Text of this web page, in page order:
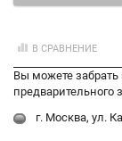
В СРАВНЕНИЕ
Вы можете забрать
г. Москва, ул.